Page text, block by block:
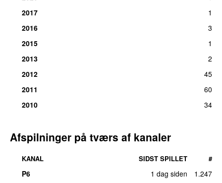
2017
1
2016
3
2015
1
2013
2
2012
45
2011
60
2010
34
Afspilninger på tværs af kanaler
KANAL SIDST SPILLET #
P6 1 dag siden
1.247